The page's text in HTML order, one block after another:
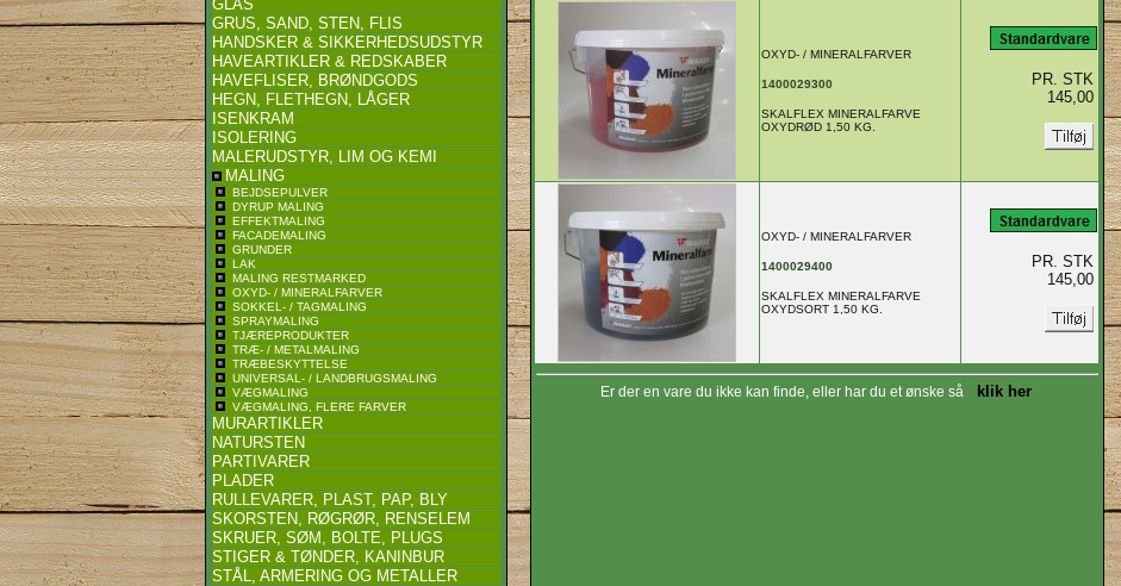
GLAS
GRUS, SAND, STEN, FLIS
HANDSKER & SIKKERHEDSUDSTYR
HAVEARTIKLER & REDSKABER
HAVEFLISER, BRØNDGODS
HEGN, FLETHEGN, LÅGER
ISENKRAM
ISOLERING
MALERUDSTYR, LIM OG KEMI
MALING
BEJDSEPULVER
DYRUP MALING
EFFEKTMALING
FACADEMALING
GRUNDER
LAK
MALING RESTMARKED
OXYD- / MINERALFARVER
SOKKEL- / TAGMALING
SPRAYMALING
TJÆREPRODUKTER
TRÆ- / METALMALING
TRÆBESKYTTELSE
UNIVERSAL- / LANDBRUGSMALING
VÆGMALING
VÆGMALING, FLERE FARVER
MURARTIKLER
NATURSTEN
PARTIVARER
PLADER
RULLEVARER, PLAST, PAP, BLY
SKORSTEN, RØGRØR, RENSELEM
SKRUER, SØM, BOLTE, PLUGS
STIGER & TØNDER, KANINBUR
STÅL, ARMERING OG METALLER
OXYD- / MINERALFARVER
1400029300
SKALFLEX MINERALFARVE
OXYDRØD 1,50 KG.
PR. STK
145,00
OXYD- / MINERALFARVER
1400029400
SKALFLEX MINERALFARVE
OXYDSORT 1,50 KG.
PR. STK
145,00
Er der en vare du ikke kan finde, eller har du et ønske så klik her